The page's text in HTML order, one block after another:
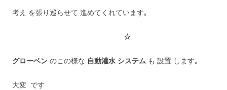
考え を張り巡らせて 進めてくれています｡
☆
グローベン のこの様な 自動灌水 システム も 設置 します｡
大変 です